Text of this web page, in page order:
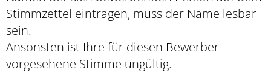
Stimmzettel eintragen, muss der Name lesbar
sein.
Ansonsten ist Ihre für diesen Bewerber
vorgesehene Stimme ungültig.